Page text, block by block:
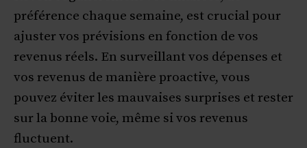
préférence chaque semaine, est crucial pour
ajuster vos prévisions en fonction de vos
revenus réels. En surveillant vos dépenses et
vos revenus de manière proactive, vous
pouvez éviter les mauvaises surprises et rester
sur la bonne voie, même si vos revenus
fluctuent.